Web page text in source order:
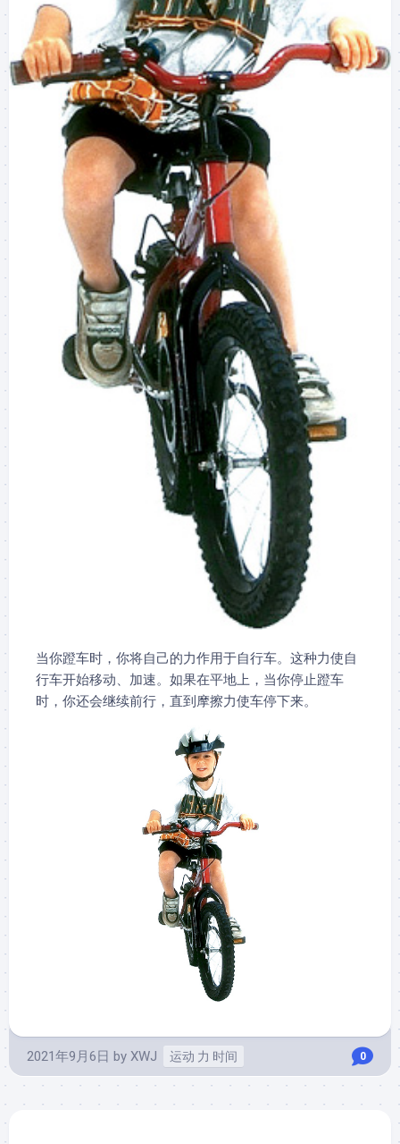
当你蹬车时，你将自己的力作用于自行车。这种力使自
行车开始移动、加速。如果在平地上，当你停止蹬车
时，你还会继续前行，直到摩擦力使车停下来。
2021年9月6日 by XWJ 运动 力 时间 0